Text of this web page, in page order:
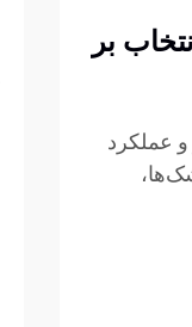
بر
عملکرد
در